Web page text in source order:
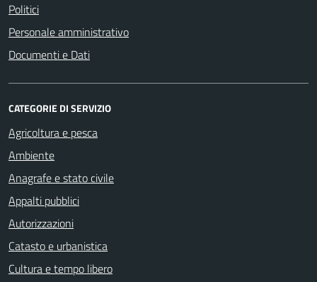
Politici
Personale amministrativo
Documenti e Dati
CATEGORIE DI SERVIZIO
Agricoltura e pesca
Ambiente
Anagrafe e stato civile
Appalti pubblici
Autorizzazioni
Catasto e urbanistica
Cultura e tempo libero